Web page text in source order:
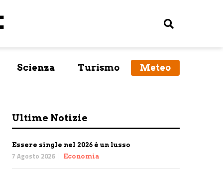
Scienza Turismo Meteo
Ultime Notizie
Essere single nel 2026 è un lusso
7 Agosto 2026 Economia